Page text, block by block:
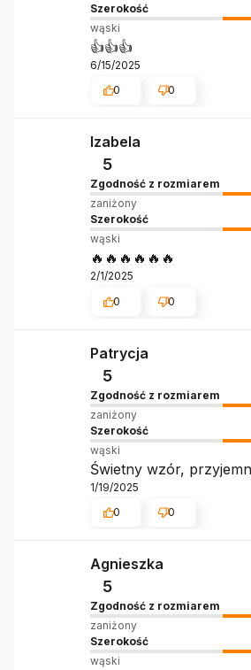
Szerokość
wąski
👍️👍️👍️
6/15/2025
0
0
Izabela
5
Zgodność z rozmiarem
zaniżony
Szerokość
wąski
🔥🔥🔥🔥🔥🔥
2/1/2025
0
0
Patrycja
5
Zgodność z rozmiarem
zaniżony
Szerokość
wąski
Świetny wzór,
1/19/2025
0
0
Agnieszka
5
Zgodność z rozmiarem
zaniżony
Szerokość
wąski